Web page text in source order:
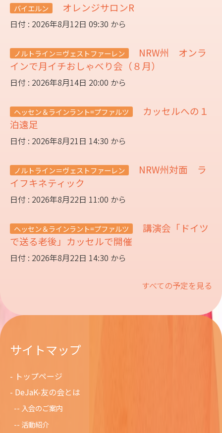
バイエルン オレンジサロンR
日付 : 2026年8月12日 09:30 から
ノルトライン＝ヴェストファーレン
NRW州 オンラ
インで月イチおしゃべり会（８月）
日付 : 2026年8月14日 20:00 から
ヘッセン＆ラインラント=プファルツ
カッセルへの１
泊遠足
日付 : 2026年8月21日 14:30 から
ノルトライン＝ヴェストファーレン
NRW州対面 ラ
イフキネティック
日付 : 2026年8月22日 11:00 から
ヘッセン＆ラインラント=プファルツ
講演会「ドイツ
で送る老後」カッセルで開催
日付 : 2026年8月22日 14:30 から
すべての予定を見る
サイトマップ
トップページ
DeJaK-友の会とは
入会のご案内
活動紹介